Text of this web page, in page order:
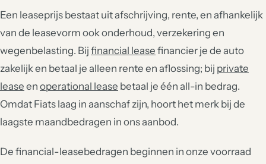
Een leaseprijs bestaat uit afschrijving, rente, en afhankelijk
van de leasevorm ook onderhoud, verzekering en
wegenbelasting. Bij financial lease financier je de auto
zakelijk en betaal je alleen rente en aflossing; bij private
lease en operational lease betaal je één all-in bedrag.
Omdat Fiats laag in aanschaf zijn, hoort het merk bij de
laagste maandbedragen in ons aanbod.
De financial-leasebedragen beginnen in onze voorraad